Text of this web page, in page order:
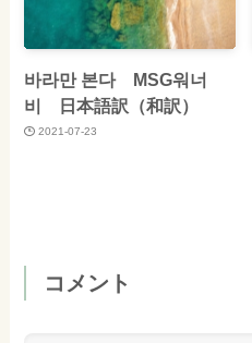
바라만 본다 MSG워너
비 日本語訳（和訳）
2021-07-23
コメント